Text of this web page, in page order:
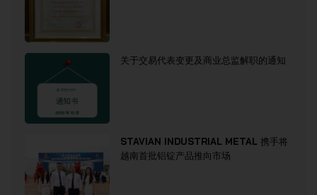
关于交易代表变更及商业总监解职的通知
STAVIAN INDUSTRIAL METAL 携手将
越南首批铝锭产品推向市场